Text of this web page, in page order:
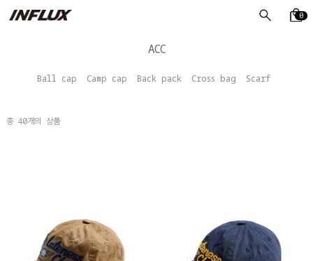
0
ACC
Ball cap Camp cap Back pack Cross bag Scarf
총 40개의 상품